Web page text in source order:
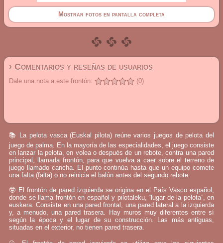
Mostrar fotos en pantalla completa
› Comentarios y reseñas de usuarios
Dale una nota a este frontón: (0)
📚 La pelota vasca (Euskal pilota) reúne varios juegos de pelota del
juego de palma. En la mayoría de las especialidades, el juego consiste
en lanzar la pelota, en volea o después de un rebote, contra una pared
principal, llamada frontón, para que vuelva a caer sobre el terreno de
juego llamado cancha. El punto continúa hasta que un equipo comete
una falta (falta) o no reinicia el balón antes del segundo rebote.
🤓 El frontón de pared izquierda se origina en el País Vasco español,
donde se llama frontón en español y pilotaleku, “lugar de la pelota”, en
euskera. Consiste en una pared frontal, una pared lateral a la izquierda
y, a menudo, una pared trasera. Hay muros muy diferentes entre sí
según la época y el lugar de su construcción. Las más antiguas,
situadas en el exterior, no tienen pared trasera.